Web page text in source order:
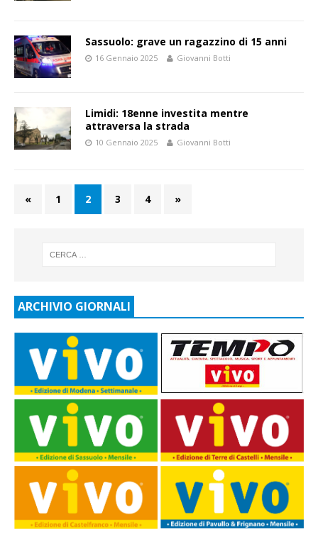
Sassuolo: grave un ragazzino di 15 anni
16 Gennaio 2025 Giovanni Botti
Limidi: 18enne investita mentre
attraversa la strada
10 Gennaio 2025 Giovanni Botti
« 1 2 3 4 »
ARCHIVIO GIORNALI